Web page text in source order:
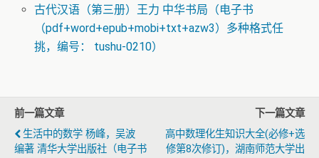
古代汉语（第三册）王力 中华书局（电子书
（pdf+word+epub+mobi+txt+azw3）多种格式任
挑，编号： tushu-0210）
前一篇文章
生活中的数学 杨峰，吴波
编著 清华大学出版社（电子书
下一篇文章
高中数理化生知识大全(必修+选
修第8次修订)，湖南师范大学出